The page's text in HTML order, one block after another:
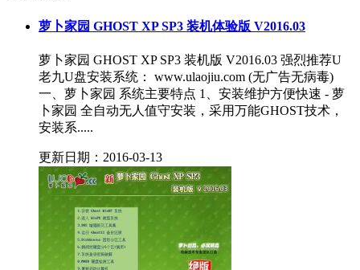
萝卜家园 GHOST XP SP3 装机体验版 V2016.03
萝卜家园 GHOST XP SP3 装机版 V2016.03 强烈推荐U
老九U盘安装系统： www.ulaojiu.com (无广告无病毒)
一、萝卜家园 系统主要特点 1、安装维护方便快速 - 萝
卜家园 全自动无人值守安装，采用万能GHOST技术，
安装系.....
更新日期：2016-03-13